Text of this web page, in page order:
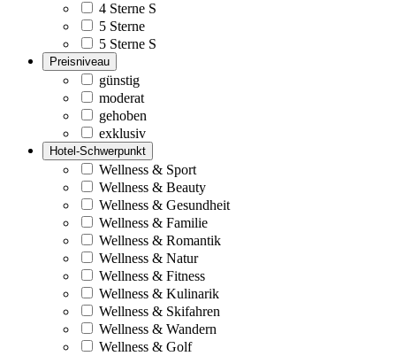
4 Sterne S
5 Sterne
5 Sterne S
Preisniveau
günstig
moderat
gehoben
exklusiv
Hotel-Schwerpunkt
Wellness & Sport
Wellness & Beauty
Wellness & Gesundheit
Wellness & Familie
Wellness & Romantik
Wellness & Natur
Wellness & Fitness
Wellness & Kulinarik
Wellness & Skifahren
Wellness & Wandern
Wellness & Golf